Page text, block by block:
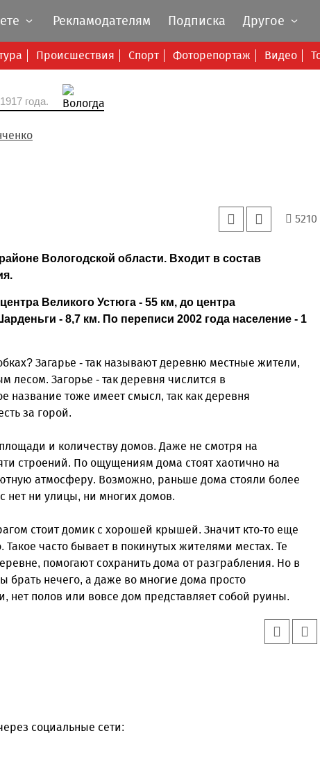
Происшествия Спорт Фоторепортаж Видео
Рекламодателям Подписка Другое
года.
5210
Вологодской области. Входит в состав
Великого Устюга - 55 км, до центра
- 8,7 км. По переписи 2002 года население - 1
Загарье - так называют деревню местные жители,
лесом. Загорье - так деревня числится в
название тоже имеет смысл, так как деревня
за горой.
и количеству домов. Даже не смотря на
строений. По ощущениям дома стоят хаотично на
атмосферу. Возможно, раньше дома стояли более
нет ни улицы, ни многих домов.
стоит домик с хорошей крышей. Значит кто-то еще
часто бывает в покинутых жителями местах. Те
помогают сохранить дома от разграбления. Но в
брать нечего, а даже во многие дома просто
нет полов или вовсе дом представляет собой руины.
социальные сети: